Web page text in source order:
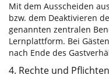
Mit dem Ausscheiden
bzw. dem Deaktivieren
genannten zentralen
Lernplattform. Bei
nach Ende des
4. Rechte und